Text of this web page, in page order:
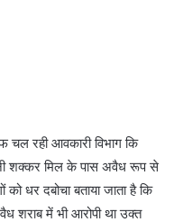
रही आवकारी विभाग कि
शक्कर मिल के पास अवैध रूप से
धर दबोचा बताया जाता है कि
शराब में भी आरोपी था उक्त